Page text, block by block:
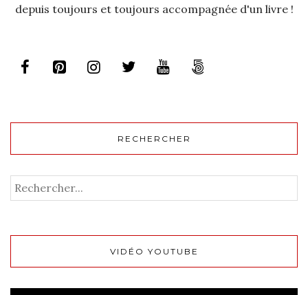
depuis toujours et toujours accompagnée d'un livre !
RECHERCHER
VIDÉO YOUTUBE